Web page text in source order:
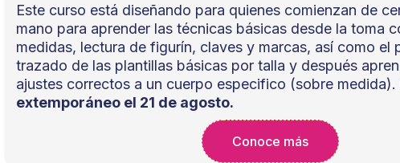
Este curso está diseñando para quienes comienzan de
mano para aprender las técnicas básicas desde la toma
medidas, lectura de figurín, claves y marcas, así como el
trazado de las plantillas básicas por talla y después
ajustes correctos a un cuerpo especifico (sobre medida).
extemporáneo el 21 de agosto.
Conoce más